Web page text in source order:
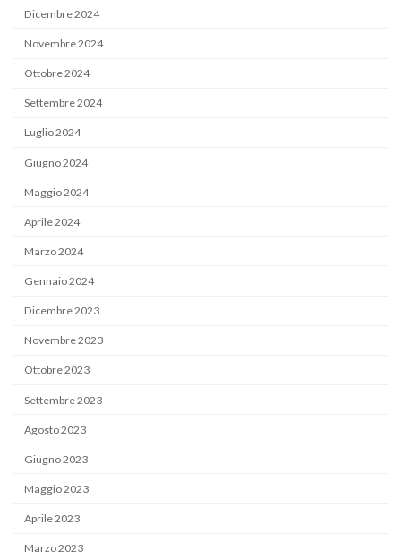
Dicembre 2024
Novembre 2024
Ottobre 2024
Settembre 2024
Luglio 2024
Giugno 2024
Maggio 2024
Aprile 2024
Marzo 2024
Gennaio 2024
Dicembre 2023
Novembre 2023
Ottobre 2023
Settembre 2023
Agosto 2023
Giugno 2023
Maggio 2023
Aprile 2023
Marzo 2023